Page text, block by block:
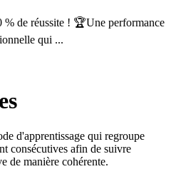
% de réussite ! 🏆Une performance
qui ...
d'apprentissage qui regroupe
consécutives afin de suivre
de manière cohérente.